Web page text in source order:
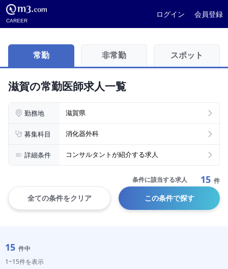
CAREER
ログイン 会員登録
常勤 非常勤 スポット
滋賀の常勤医師求人一覧
勤務地 滋賀県
募集科目 消化器外科
詳細条件 コンサルタントが紹介する求人
条件に該当する求人 15 件
全ての条件をクリア この条件で探す
15 件中
1~15件を表示